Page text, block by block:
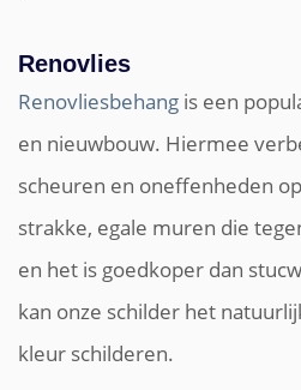
Renovlies
Renovliesbehang is een
en nieuwbouw. Hiermee
scheuren en oneffenheden
strakke, egale muren die
en het is goedkoper dan
kan onze schilder het
kleur schilderen.